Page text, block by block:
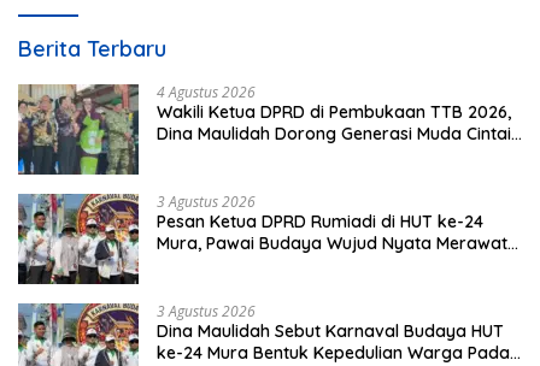
Berita Terbaru
4 Agustus 2026
Wakili Ketua DPRD di Pembukaan TTB 2026,
Dina Maulidah Dorong Generasi Muda Cintai
3 Agustus 2026
Pesan Ketua DPRD Rumiadi di HUT ke-24
Mura, Pawai Budaya Wujud Nyata Merawat
3 Agustus 2026
Dina Maulidah Sebut Karnaval Budaya HUT
ke-24 Mura Bentuk Kepedulian Warga Pada